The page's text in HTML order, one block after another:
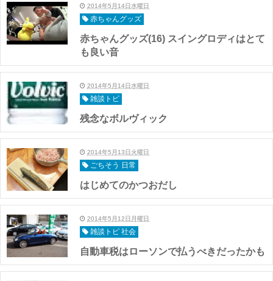
2014年5月14日水曜日
赤ちゃんグッズ
赤ちゃんグッズ(16) スイングロディはとて
も良い音
2014年5月14日水曜日
雑談トピ
残念なボルヴィック
2014年5月13日火曜日
ごちそう 日常
はじめてのかつおだし
2014年5月12日月曜日
雑談トピ 社会
自動車税はローソンで払うべきだったかも